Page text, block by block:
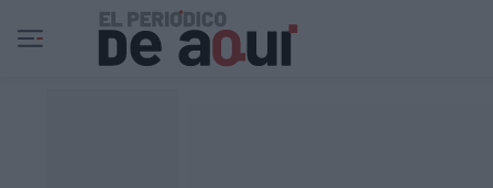
Ir al contenido principal